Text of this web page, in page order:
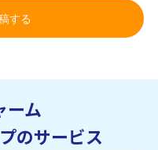
する
ーム
のサービス